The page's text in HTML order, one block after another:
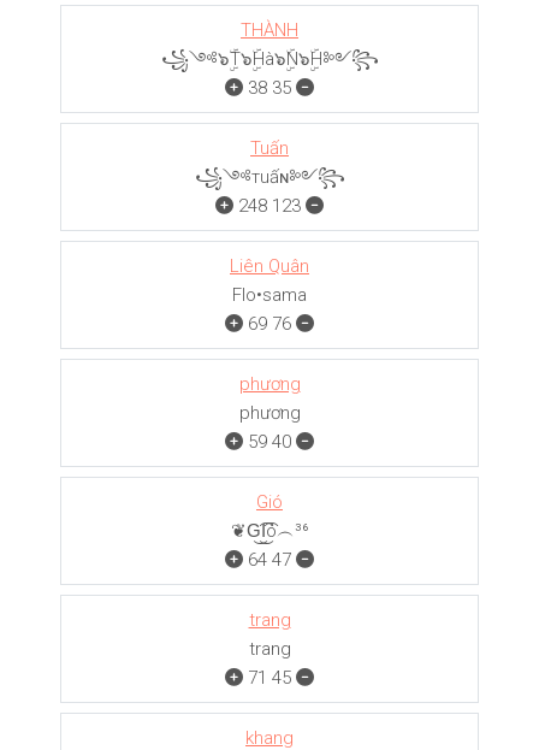
THÀNH
꧁༺๖ۣۜT๖ۣۜHà๖ۣۜN๖ۣۜH༻꧂
38 35
Tuấn
꧁༺тuấɴ༻꧂
248 123
Liên Quân
Flo•sama
69 76
phương
phương
59 40
Gió
❦G͜͡I͜͡ó︵³⁶
64 47
trang
trang
71 45
khang